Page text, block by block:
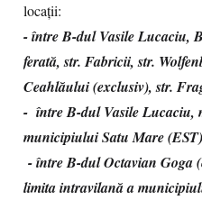
locații:
- între B-dul Vasile Lucaciu,
ferată, str. Fabricii, str.
Ceahlăului (exclusiv), str.
- între B-dul Vasile Lucaciu,
municipiului Satu Mare
- între B-dul Octavian Goga
limita intravilană a